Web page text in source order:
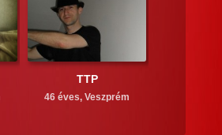
TTP
46 éves, Veszprém